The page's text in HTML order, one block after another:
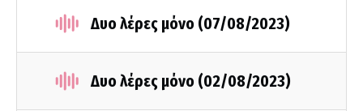
Δυο λέρες μόνο (07/08/2023)
Δυο λέρες μόνο (02/08/2023)